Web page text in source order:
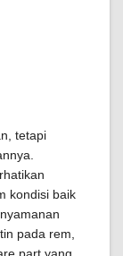
tetapi
kondisi baik
pada rem,